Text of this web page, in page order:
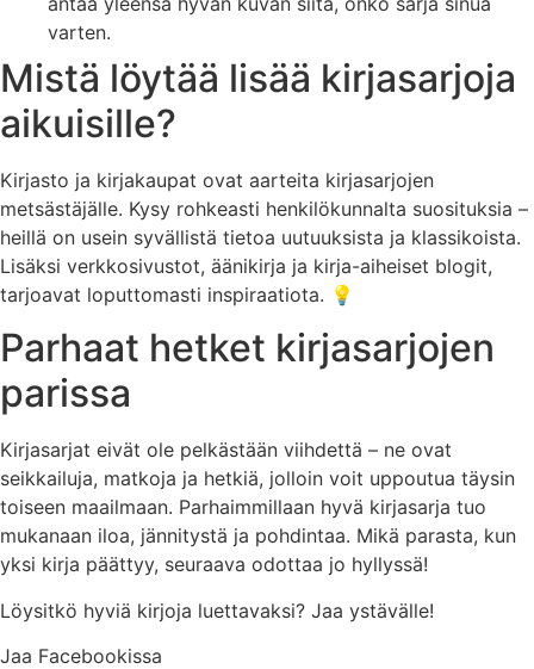
varten.
Mistä löytää lisää kirjasarjoja
aikuisille?
Kirjasto ja kirjakaupat ovat aarteita kirjasarjojen
metsästäjälle. Kysy rohkeasti henkilökunnalta suosituksia –
heillä on usein syvällistä tietoa uutuuksista ja klassikoista.
Lisäksi verkkosivustot, äänikirja ja kirja-aiheiset blogit,
tarjoavat loputtomasti inspiraatiota. 💡
Parhaat hetket kirjasarjojen
parissa
Kirjasarjat eivät ole pelkästään viihdettä – ne ovat
seikkailuja, matkoja ja hetkiä, jolloin voit uppoutua täysin
toiseen maailmaan. Parhaimmillaan hyvä kirjasarja tuo
mukanaan iloa, jännitystä ja pohdintaa. Mikä parasta, kun
yksi kirja päättyy, seuraava odottaa jo hyllyssä!
Löysitkö hyviä kirjoja luettavaksi? Jaa ystävälle!
Jaa Facebookissa